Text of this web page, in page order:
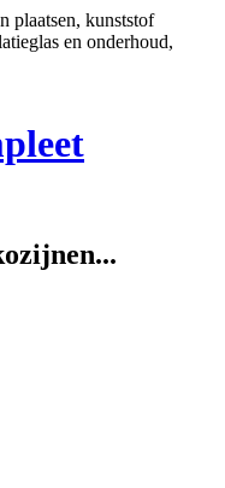
plaatsen, kunststof
en onderhoud,